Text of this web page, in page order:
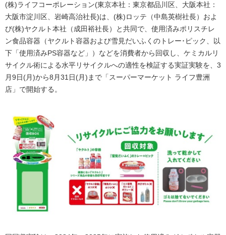
(株)ライフコーポレーション(東京本社：東京都品川区、大阪本社：
大阪市淀川区、岩崎高治社長)は、(株)ロッテ（中島英樹社長）およ
び(株)ヤクルト本社（成田裕社長）と共同で、使用済みポリスチレ
ン食品容器（ヤクルト容器および雪見だいふくのトレー･ピック、以
下「使用済みPS容器など」）などを消費者から回収し、ケミカルリ
サイクル術による水平リサイクルへの適性を検証する実証実験を、3
月9日(月)から8月31日(月)まで「スーパーマーケット ライフ豊洲
店」で開始する。